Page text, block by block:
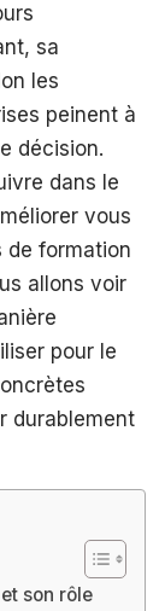
sa
les
peinent à
décision.
dans le
vous
de formation
allons voir
pour le
durablement
son rôle